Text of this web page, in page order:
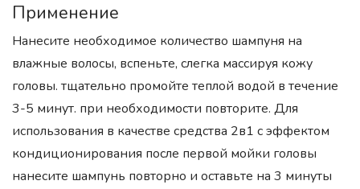
Применение
Нанесите необходимое количество шампуня на
влажные волосы, вспеньте, слегка массируя кожу
головы. тщательно промойте теплой водой в течение
3-5 минут. при необходимости повторите. Для
использования в качестве средства 2в1 с эффектом
кондиционирования после первой мойки головы
нанесите шампунь повторно и оставьте на 3 минуты